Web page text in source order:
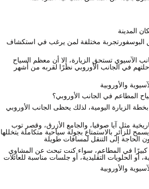
المدينة
تجربة مختلفة لمن يرغب في استكشاف
الآسيوي تستحق الزيارة، إلا أن معظم السياح
في الجانب الأوروبي نظرًا لقربه من أشهر
والأوروبية
المطاعم في الجانب الأوروبي؟
بخطة الزيارة اليومية، لذلك يحظى الجانب الأوروبي
مثل آيا صوفيا، والجامع الأزرق، وقصر توب
يسمح للزائر بالاستمتاع بجولة سياحية متكاملة يتخللها
الحاجة إلى التنقل لمسافات طويلة
كبيرًا في المطاعم، سواء كنت تبحث عن المشاوي
أو الحلويات التقليدية، أو جلسات مناسبة للعائلات
والأوروبية